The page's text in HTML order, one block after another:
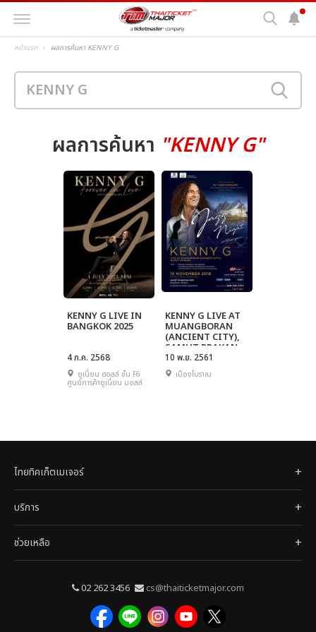
หน้าแรก ผลการค้นหา KENNY G
ผลการค้นหา "KENNY G"
KENNY G LIVE IN
BANGKOK 2025
4 ก.ค. 2568
ยูเนี่ยน ฮอลล์ ชั้น F6
ศูนย์การค้ายูเนี่ยน มอลล์
KENNY G LIVE AT
MUANGBORAN
(ANCIENT CITY),
SAMUT PRAKAN
10 พ.ย. 2561
เมืองโบราณ
ไทยทิคเก็ตเมเจอร์
บริการ
ช่วยเหลือ
02 262 3456 cs@thaiticketmajor.com